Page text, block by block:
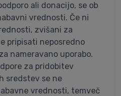
ali donacijo, se ob
vrednosti. Če ni
zvišani za
pripisati neposredno
nameravano uporabo.
za pridobitev
sredstev se ne
vrednosti, temveč